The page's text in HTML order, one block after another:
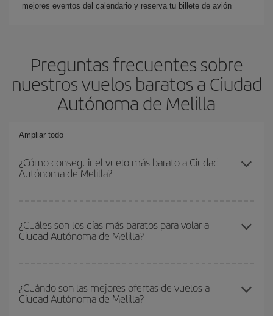
mejores eventos del calendario y reserva tu billete de avión
Preguntas frecuentes sobre
nuestros vuelos baratos a Ciudad
Autónoma de Melilla
Ampliar todo
¿Cómo conseguir el vuelo más barato a Ciudad
Autónoma de Melilla?
barato si evitas temporadas altas, compras con antelación y
puedes ser flexible con las fechas y horarios de ida y vuelta.
¿Cuáles son los días más baratos para volar a
Ciudad Autónoma de Melilla?
que empezar una consulta en nuestro
buscador de vuelos
baratos. Dinos desde dónde vuelas, a dónde quieres ir y en qué
¿Cuándo son las mejores ofertas de vuelos a
Ciudad Autónoma de Melilla?